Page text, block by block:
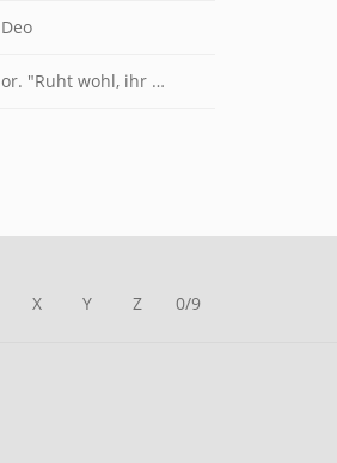
ihr heiligen Gebeine"
X Y Z 0/9